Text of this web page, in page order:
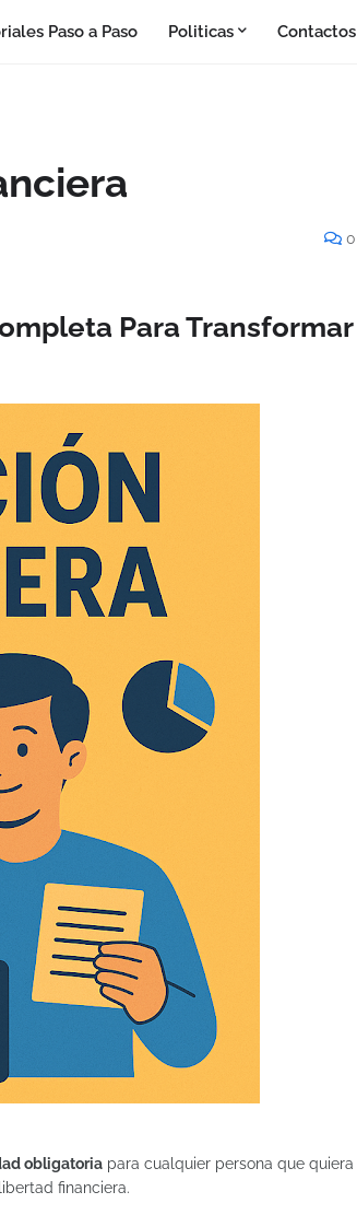
Paso a Paso Politicas Contactos
0
Para Transformar
obligatoria para cualquier persona que quiera
financiera.